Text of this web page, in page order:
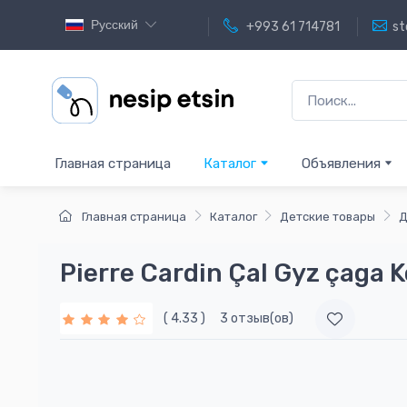
Русский +993 61 714781
Главная страница Каталог Объявления
Главная страница Каталог Детские товары
Pierre Cardin Çal Gyz çaga
( 4.33 ) 3 отзыв(ов)